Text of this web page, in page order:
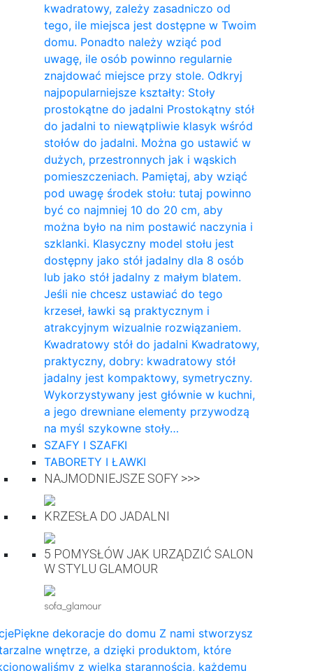
kwadratowy, zależy zasadniczo od
tego, ile miejsca jest dostępne w Twoim
domu. Ponadto należy wziąć pod
uwagę, ile osób powinno regularnie
znajdować miejsce przy stole. Odkryj
najpopularniejsze kształty: Stoły
prostokątne do jadalni Prostokątny stół
do jadalni to niewątpliwie klasyk wśród
stołów do jadalni. Można go ustawić w
dużych, przestronnych jak i wąskich
pomieszczeniach. Pamiętaj, aby wziąć
pod uwagę środek stołu: tutaj powinno
być co najmniej 10 do 20 cm, aby
można było na nim postawić naczynia i
szklanki. Klasyczny model stołu jest
dostępny jako stół jadalny dla 8 osób
lub jako stół jadalny z małym blatem.
Jeśli nie chcesz ustawiać do tego
krzeseł, ławki są praktycznym i
atrakcyjnym wizualnie rozwiązaniem.
Kwadratowy stół do ​​jadalni Kwadratowy,
praktyczny, dobry: kwadratowy stół
jadalny jest kompaktowy, symetryczny.
Wykorzystywany jest głównie w kuchni,
a jego drewniane elementy przywodzą
na myśl szykowne stoły…
SZAFY I SZAFKI
TABORETY I ŁAWKI
NAJMODNIEJSZE SOFY >>>
KRZESŁA DO JADALNI
5 POMYSŁÓW JAK URZĄDZIĆ SALON
W STYLU GLAMOUR
sofa_glamour
Piękne dekoracje do domu Z nami stworzysz
wnętrze, a dzięki produktom, które
z wielką starannością, każdemu